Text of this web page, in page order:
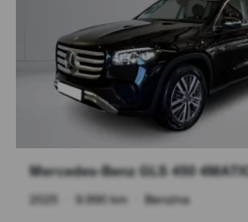
Mercedes-Benz GLS 450 4MATIC
2025 9.990 km Benzina